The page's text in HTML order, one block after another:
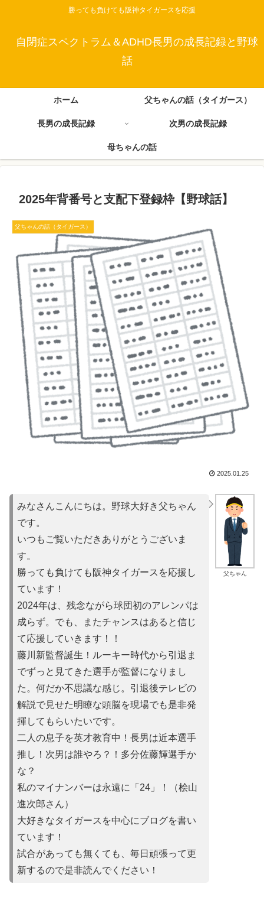
勝っても負けても阪神タイガースを応援
自閉症スペクトラム＆ADHD長男の成長記録と野球
話
ホーム 父ちゃんの話（タイガース）
長男の成長記録 次男の成長記録
母ちゃんの話
2025年背番号と支配下登録枠【野球話】
父ちゃんの話（タイガース）
2025.01.25
父ちゃん
みなさんこんにちは。野球大好き父ちゃん
です。
いつもご覧いただきありがとうございま
す。
勝っても負けても阪神タイガースを応援し
ています！
2024年は、残念ながら球団初のアレンパは
成らず。でも、またチャンスはあると信じ
て応援していきます！！
藤川新監督誕生！ルーキー時代から引退ま
でずっと見てきた選手が監督になりまし
た。何だか不思議な感じ。引退後テレビの
解説で見せた明瞭な頭脳を現場でも是非発
揮してもらいたいです。
二人の息子を英才教育中！長男は近本選手
推し！次男は誰やろ？！多分佐藤輝選手か
な？
私のマイナンバーは永遠に「24」！（桧山
進次郎さん）
大好きなタイガースを中心にブログを書い
ています！
試合があって も無くても、毎日頑張って更
新するので是非読んでください！